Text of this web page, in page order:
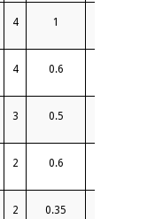
4 1
4 0.6
3 0.5
2 0.6
2 0.35